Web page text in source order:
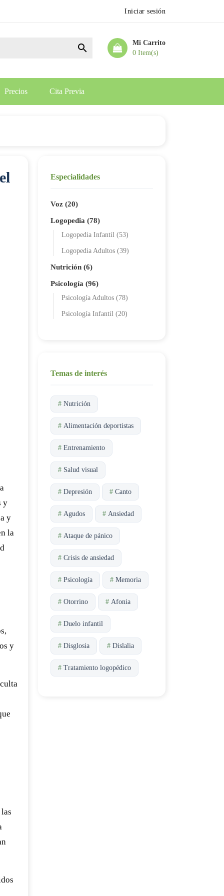
Iniciar sesión
Mi Carrito
0 Item(s)

Precios Cita Previa
y
y
la
y
Especialidades
Voz (20)
Logopedia (78)
Logopedia Infantil (53)
Logopedia Adultos (39)
Nutrición (6)
Psicología (96)
Psicología Adultos (78)
Psicología Infantil (20)
Temas de interés
# Nutrición
# Alimentación deportistas
# Entrenamiento
# Salud visual
# Depresión # Canto
# Agudos # Ansiedad
# Ataque de pánico
# Crisis de ansiedad
# Psicología # Memoria
# Otorrino # Afonia
# Duelo infantil
# Disglosia # Dislalia
# Tratamiento logopédico